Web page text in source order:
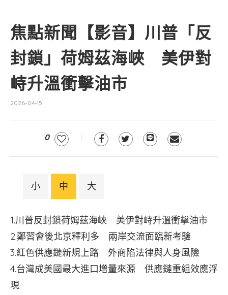
焦點新聞【影音】川普「反
封鎖」荷姆茲海峽 美伊對
峙升溫衝擊油市
2026-04-15
0
小 中 大
1.川普反封鎖荷姆茲海峽 美伊對峙升溫衝擊油市
2.鄭習會後北京釋利多 兩岸交流面臨新考驗
3.紅色供應鏈新規上路 外商陷法律與人身風險
4.台灣成美國最大進口增量來源 供應鏈重組效應浮
現